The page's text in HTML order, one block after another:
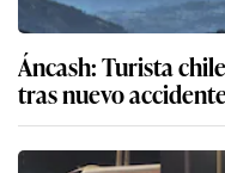
Áncash: Turista
tras nuevo